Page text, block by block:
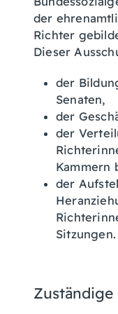
der
Richter
Dieser
der
Senaten,
der
der
Kammern
der
Sitzungen.
Zuständige